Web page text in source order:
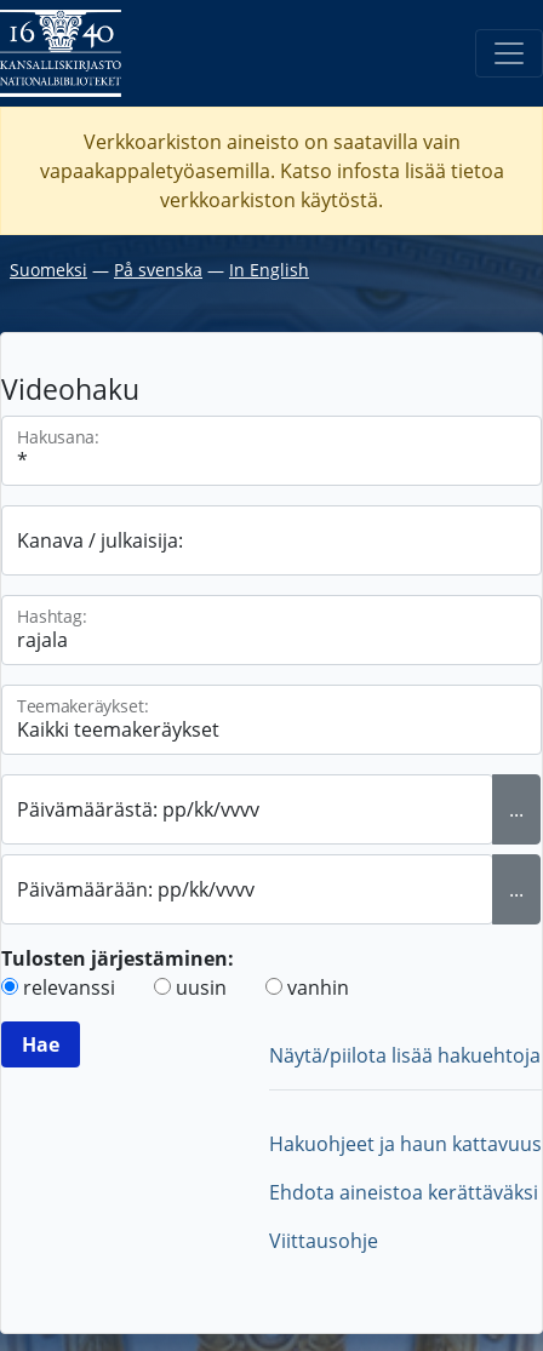
Verkkoarkiston aineisto on saatavilla vain
vapaakappaletyöasemilla. Katso infosta lisää tietoa
verkkoarkiston käytöstä.
Suomeksi ― På svenska ― In English
Videohaku
Hakusana:
Kanava / julkaisija:
Hashtag:
Teemakeräykset:
Päivämäärästä: pp/kk/vvvv ...
Päivämäärään: pp/kk/vvvv ...
Tulosten järjestäminen:
relevanssi
uusin vanhin
Näytä/piilota lisää hakuehtoja
Hakuohjeet ja haun kattavuus
Ehdota aineistoa kerättäväksi
Viittausohje